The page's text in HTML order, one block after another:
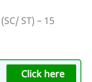
ST) – 15
Click here